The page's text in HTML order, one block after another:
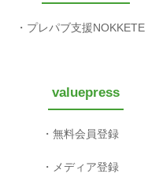
プレパブ支援NOKKETE
valuepress
無料会員登録
メディア登録